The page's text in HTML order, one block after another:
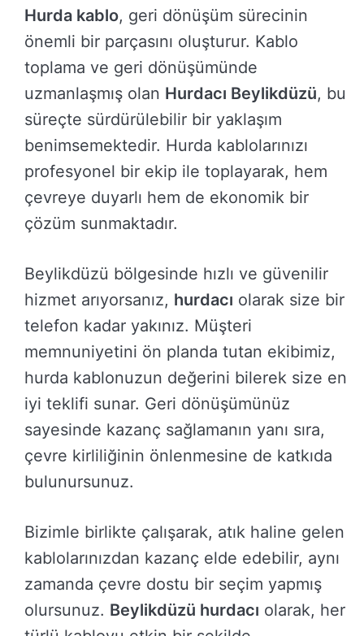
Hurda kablo, geri dönüşüm sürecinin
önemli bir parçasını oluşturur. Kablo
toplama ve geri dönüşümünde
uzmanlaşmış olan Hurdacı Beylikdüzü, bu
süreçte sürdürülebilir bir yaklaşım
benimsemektedir. Hurda kablolarınızı
profesyonel bir ekip ile toplayarak, hem
çevreye duyarlı hem de ekonomik bir
çözüm sunmaktadır.
Beylikdüzü bölgesinde hızlı ve güvenilir
hizmet arıyorsanız, hurdacı olarak size bir
telefon kadar yakınız. Müşteri
memnuniyetini ön planda tutan ekibimiz,
hurda kablonuzun değerini bilerek size en
iyi teklifi sunar. Geri dönüşümünüz
sayesinde kazanç sağlamanın yanı sıra,
çevre kirliliğinin önlenmesine de katkıda
bulunursunuz.
Bizimle birlikte çalışarak, atık haline gelen
kablolarınızdan kazanç elde edebilir, aynı
zamanda çevre dostu bir seçim yapmış
olursunuz. Beylikdüzü hurdacı olarak, her